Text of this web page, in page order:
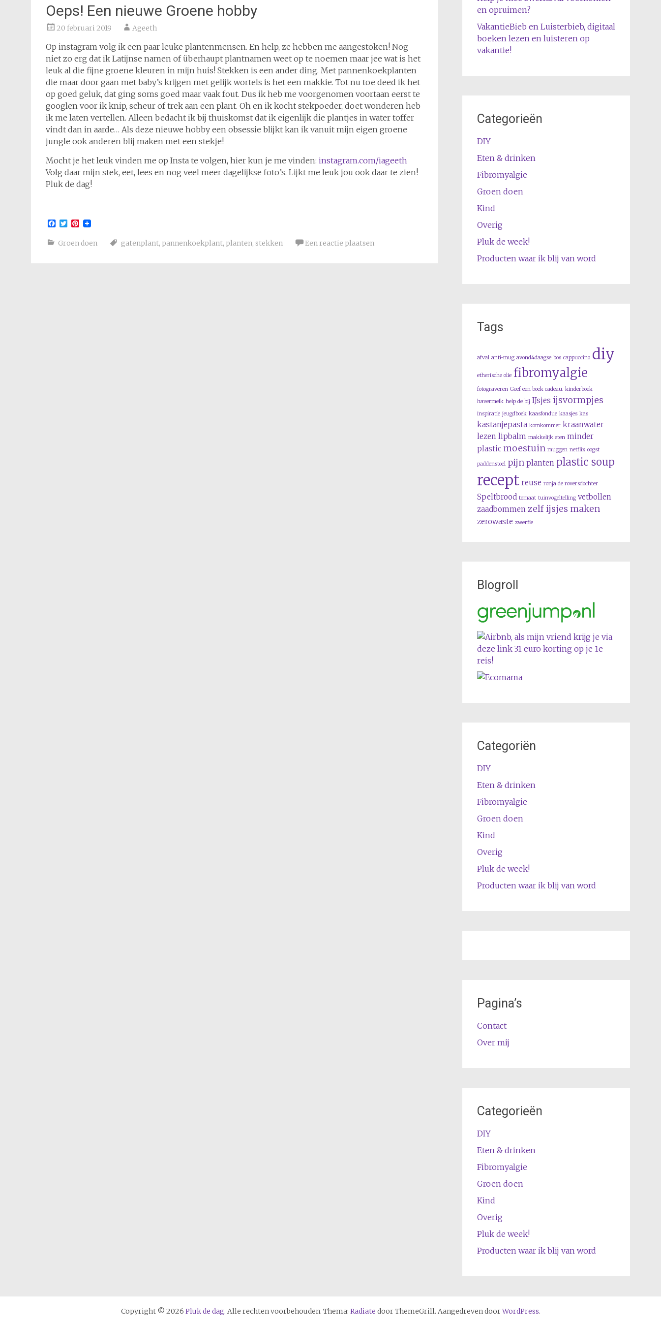
Oeps! Een nieuwe Groene hobby
20 februari 2019 Ageeth
Op instagram volg ik een paar leuke plantenmensen. En help, ze hebben me aangestoken! Nog
niet zo erg dat ik Latijnse namen of überhaupt plantnamen weet op te noemen maar jee wat is het
leuk al die fijne groene kleuren in mijn huis! Stekken is een ander ding. Met pannenkoekplanten
die maar door gaan met baby’s krijgen met gelijk wortels is het een makkie. Tot nu toe deed ik het
op goed geluk, dat ging soms goed maar vaak fout. Dus ik heb me voorgenomen voortaan eerst te
googlen voor ik knip, scheur of trek aan een plant. Oh en ik kocht stekpoeder, doet wonderen heb
ik me laten vertellen. Alleen bedacht ik bij thuiskomst dat ik eigenlijk die plantjes in water toffer
vindt dan in aarde… Als deze nieuwe hobby een obsessie blijkt kan ik vanuit mijn eigen groene
jungle ook anderen blij maken met een stekje!
Mocht je het leuk vinden me op Insta te volgen, hier kun je me vinden: instagram.com/iageeth
Volg daar mijn stek, eet, lees en nog veel meer dagelijkse foto’s. Lijkt me leuk jou ook daar te zien!
Pluk de dag!
Facebook
TwitterPinterest
Groen doen gatenplant, pannenkoekplant, planten, stekken Een reactie plaatsen
en opruimen?
VakantieBieb en Luisterbieb, digitaal
boeken lezen en luisteren op
vakantie!
Categorieën
DIY
Eten & drinken
Fibromyalgie
Groen doen
Kind
Overig
Pluk de week!
Producten waar ik blij van word
Tags
afval anti-mug avond4daagse bos cappuccino diy
etherische olie fibromyalgie
fotograveren Geef een boek cadeau. kinderboek
havermelk help de bij IJsjes ijsvormpjes
inspiratie jeugdboek kaasfondue kaasjes kas
kastanjepasta komkommer kraanwater
lezen lipbalm makkelijk eten minder
plastic moestuin muggen netflix oogst
paddenstoel pijn planten plastic soup
recept reuse ronja de roversdochter
Speltbrood tomaat tuinvogeltelling vetbollen
zaadbommen zelf ijsjes maken
zerowaste zwerfie
Blogroll
Categoriën
DIY
Eten & drinken
Fibromyalgie
Groen doen
Kind
Overig
Pluk de week!
Producten waar ik blij van word
Pagina’s
Contact
Over mij
Categorieën
DIY
Eten & drinken
Fibromyalgie
Groen doen
Kind
Overig
Pluk de week!
Producten waar ik blij van word
Copyright © 2026 Pluk de dag. Alle rechten voorbehouden. Thema: Radiate door ThemeGrill. Aangedreven doorWordPress.